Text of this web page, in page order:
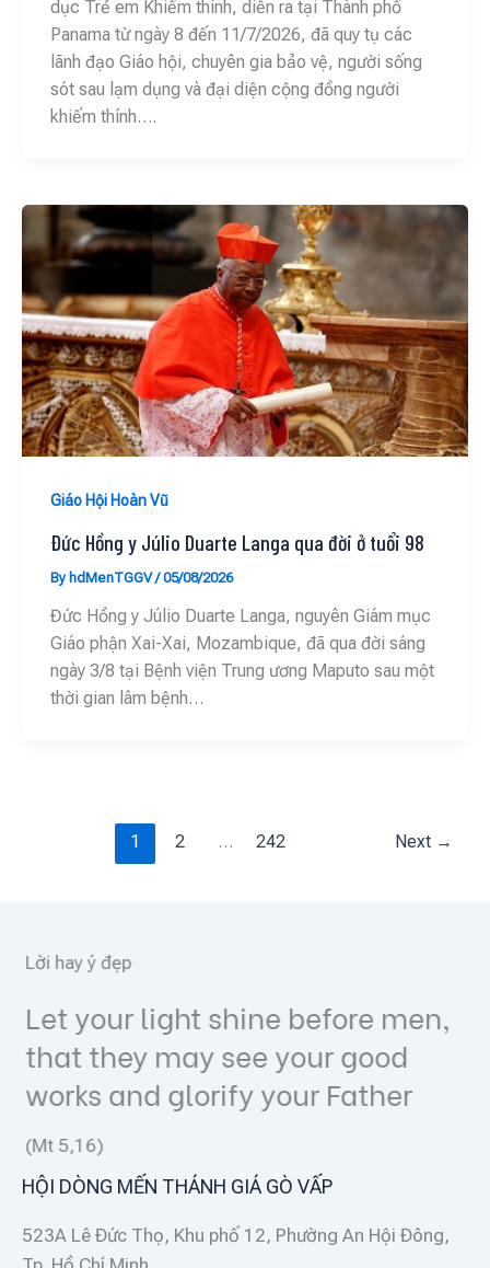
dục Trẻ em Khiếm thính, diễn ra tại Thành phố
Panama từ ngày 8 đến 11/7/2026, đã quy tụ các
lãnh đạo Giáo hội, chuyên gia bảo vệ, người sống
sót sau lạm dụng và đại diện cộng đồng người
khiếm thính….
Giáo Hội Hoàn Vũ
Đức Hồng y Júlio Duarte Langa qua đời ở tuổi 98
By hdMenTGGV/05/08/2026
Đức Hồng y Júlio Duarte Langa, nguyên Giám mục
Giáo phận Xai-Xai, Mozambique, đã qua đời sáng
ngày 3/8 tại Bệnh viện Trung ương Maputo sau một
thời gian lâm bệnh…
1 2 … 242 Next →
Lời hay ý đẹp
Let your light shine before men,
that they may see your good
works and glorify your Father
(Mt 5,16)
HỘI DÒNG MẾN THÁNH GIÁ GÒ VẤP
523A Lê Đức Thọ, Khu phố 12, Phường An Hội Đông,